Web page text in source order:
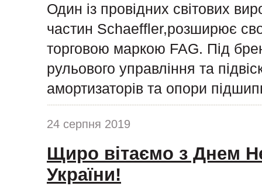
Один із провідних світових
частин Schaeffler,розширює
торговою маркою FAG. Під
рульового управління та
амортизаторів та опори
24 серпня 2019
Щиро вітаємо з Днем
України!